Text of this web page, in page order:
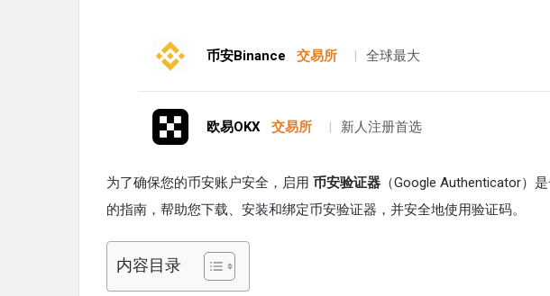
币安Binance 交易所 | 全球最大
欧易OKX 交易所 | 新人注册首选
为了确保您的币安账户安全，启用 币安验证器 （Google Authenticator）
的指南，帮助您下载、安装和绑定币安验证器，并安全地使用验证码。
内容目录